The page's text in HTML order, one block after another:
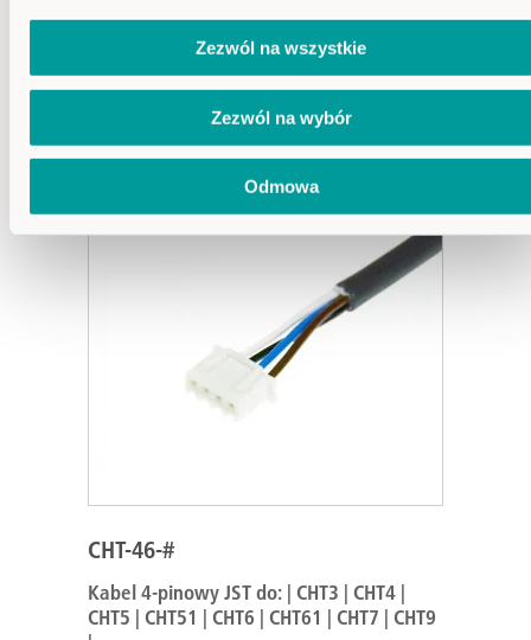
Zezwól na wszystkie
Zezwól na wybór
Odmowa
PASUJĄCE AKCESORIA
CHT-46-#
Kabel 4-pinowy JST do: | CHT3 | CHT4 |
CHT5 | CHT51 | CHT6 | CHT61 | CHT7 | CHT9